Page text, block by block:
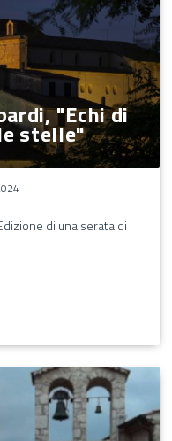
"Echi di
stelle"
di una serata di